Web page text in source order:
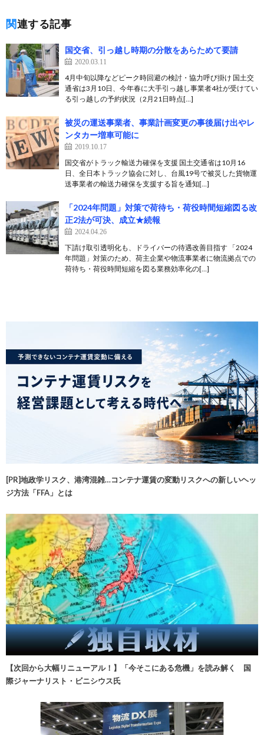
関連する記事
国交省、引っ越し時期の分散をあらためて要請
2020.03.11
4月中旬以降などピーク時回避の検討・協力呼び掛け 国土交
通省は3月10日、今年春に大手引っ越し事業者4社が受けてい
る引っ越しの予約状況（2月21日時点[…]
被災の運送事業者、事業計画変更の事後届け出やレ
ンタカー増車可能に
2019.10.17
国交省がトラック輸送力確保を支援 国土交通省は10月16
日、全日本トラック協会に対し、台風19号で被災した貨物運
送事業者の輸送力確保を支援する旨を通知[…]
「2024年問題」対策で荷待ち・荷役時間短縮図る改
正2法が可決、成立★続報
2024.04.26
下請け取引透明化も、ドライバーの待遇改善目指す 「2024
年問題」対策のため、荷主企業や物流事業者に物流拠点での
荷待ち・荷役時間短縮を図る業務効率化の[…]
[PR]地政学リスク、港湾混雑…コンテナ運賃の変動リスクへの新しいヘッ
ジ方法「FFA」とは
【次回から大幅リニューアル！】「今そこにある危機」を読み解く 国
際ジャーナリスト・ビニシウス氏